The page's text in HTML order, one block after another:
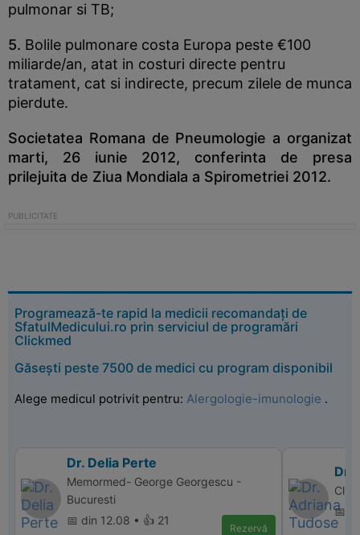
pulmonar si TB;
5. Bolile pulmonare costa Europa peste €100
miliarde/an, atat in costuri directe pentru
tratament, cat si indirecte, precum zilele de munca
pierdute.
Societatea Romana de Pneumologie a organizat
marti, 26 iunie 2012, conferinta de presa
prilejuita de Ziua Mondiala a Spirometriei 2012.
Programează-te rapid la medicii recomandați de
SfatulMedicului.ro prin serviciul de programări
Clickmed
Găsești peste 7500 de medici cu program disponibil
Alege medicul potrivit pentru: Alergologie-imunologie .
Dr. Delia Perte
Memormed- George Georgescu -
Bucuresti
📅 din 12.08 • 👍 21
Rezervă
Dr.
📅